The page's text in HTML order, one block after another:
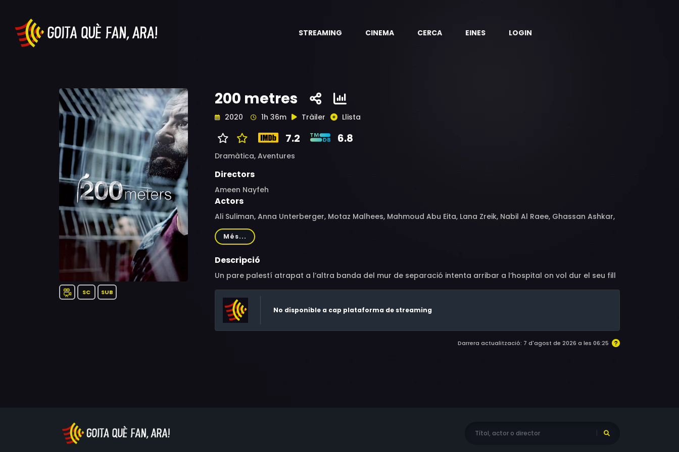
STREAMING CINEMA CERCA EINES LOGIN
SC SUB
200 metres
2020 1h 36m Tràiler Llista
7.2 6.8
Dramàtica, Aventures
Directors
Ameen Nayfeh
Actors
Ali Suliman, Anna Unterberger, Motaz Malhees, Mahmoud Abu Eita, Lana Zreik, Nabil Al Raee, Ghassan Ashkar,
Alaa Abu Saa, Ahmed Tobasi, Gassan Abbas, Samia Bakri Qazmuz, Rebecca Esmeralda Telhami, Faisal Abu
Al-Heija, Doraid Liddawi, Maryam Nayfeh, Mohammad Nayfeh, Tawfeeq Nayfeh
Més...
Descripció
Un pare palestí atrapat a l’altra banda del mur de separació intenta arribar a l’hospital on vol dur el seu fill
No disponible a cap plataforma de streaming
Darrera actualització: 7 d'agost de 2026 a les 06:25